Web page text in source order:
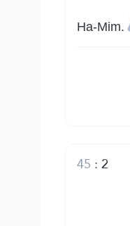
Ha-Mim.
2
:
45